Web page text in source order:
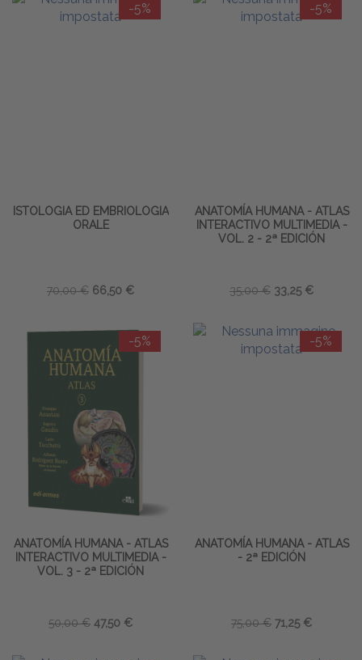
-5%
ISTOLOGIA ED EMBRIOLOGIA
ORALE
70,00 € 66,50 €
-5%
ANATOMÍA HUMANA - ATLAS
INTERACTIVO MULTIMEDIA -
VOL. 2 - 2ª EDICIÓN
35,00 € 33,25 €
-5%
ANATOMÍA HUMANA - ATLAS
INTERACTIVO MULTIMEDIA -
VOL. 3 - 2ª EDICIÓN
50,00 € 47,50 €
-5%
ANATOMÍA HUMANA - ATLAS
- 2ª EDICIÓN
75,00 € 71,25 €